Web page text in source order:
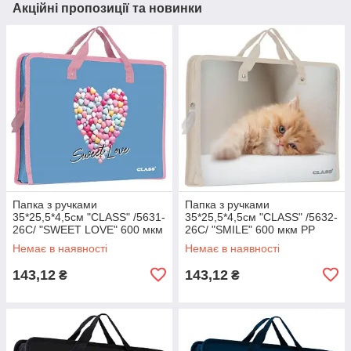
Акційні пропозиції та новинки
Папка з ручками
35*25,5*4,5см "CLASS" /5631-
26C/ "SWEET LOVE" 600 мкм
РР (1/60)
Немає в наявності
143,12 ₴
Папка з ручками
35*25,5*4,5см "CLASS" /5632-
26C/ "SMILE" 600 мкм РР
(1/60)
Немає в наявності
143,12 ₴